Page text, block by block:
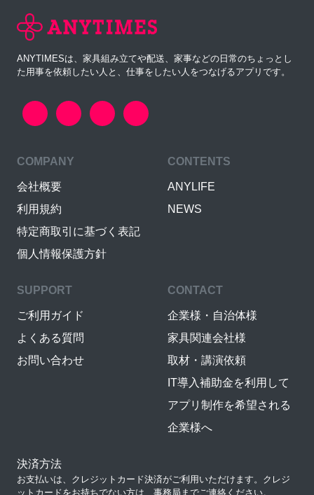
ANYTIMESは、家具組み立てや配送、家事などの日常のちょっとし
た用事を依頼したい人と、仕事をしたい人をつなげるアプリです。
COMPANY
会社概要
利用規約
特定商取引に基づく表記
個人情報保護方針
CONTENTS
ANYLIFE
NEWS
SUPPORT
ご利用ガイド
よくある質問
お問い合わせ
CONTACT
企業様・自治体様
家具関連会社様
取材・講演依頼
IT導入補助金を利用して
アプリ制作を希望される
企業様へ
決済方法
お支払いは、クレジットカード決済がご利用いただけます。クレジ
ットカードをお持ちでない方は、事務局までご連絡ください。